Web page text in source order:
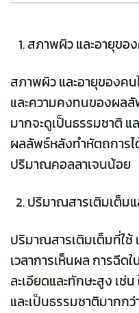
สภาพผิว และอายุขอ
สภาพผิว และอายุของคน
และความคงทนของผล
มากจะดูเป็นธรรมชาติ
ผลลัพธ์หลังทำหัตถการไ
ปริมาณคอลลาเจนน้อย
ปริมาณสารเติมเต็ม
ปริมาณสารเติมเต็มที่ใช้
เวลาการเห็นผล การฉีด
ละเอียดและทักษะสูง เช่
และเป็นธรรมชาติมากกว่